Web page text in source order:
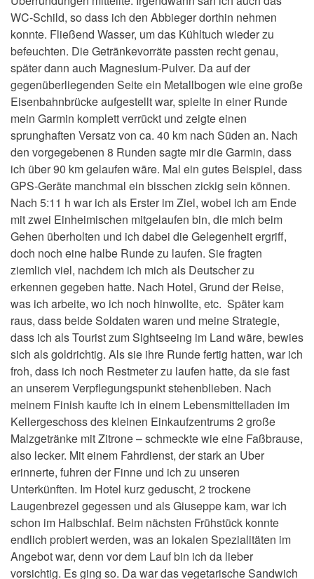
WC-Schild, so dass ich den Abbieger dorthin nehmen
konnte. Fließend Wasser, um das Kühltuch wieder zu
befeuchten. Die Getränkevorräte passten recht genau,
später dann auch Magnesium-Pulver. Da auf der
gegenüberliegenden Seite ein Metallbogen wie eine große
Eisenbahnbrücke aufgestellt war, spielte in einer Runde
mein Garmin komplett verrückt und zeigte einen
sprunghaften Versatz von ca. 40 km nach Süden an. Nach
den vorgegebenen 8 Runden sagte mir die Garmin, dass
ich über 90 km gelaufen wäre. Mal ein gutes Beispiel, dass
GPS-Geräte manchmal ein bisschen zickig sein können.
Nach 5:11 h war ich als Erster im Ziel, wobei ich am Ende
mit zwei Einheimischen mitgelaufen bin, die mich beim
Gehen überholten und ich dabei die Gelegenheit ergriff,
doch noch eine halbe Runde zu laufen. Sie fragten
ziemlich viel, nachdem ich mich als Deutscher zu
erkennen gegeben hatte. Nach Hotel, Grund der Reise,
was ich arbeite, wo ich noch hinwollte, etc. Später kam
raus, dass beide Soldaten waren und meine Strategie,
dass ich als Tourist zum Sightseeing im Land wäre, bewies
sich als goldrichtig. Als sie ihre Runde fertig hatten, war ich
froh, dass ich noch Restmeter zu laufen hatte, da sie fast
an unserem Verpflegungspunkt stehenblieben. Nach
meinem Finish kaufte ich in einem Lebensmittelladen im
Kellergeschoss des kleinen Einkaufzentrums 2 große
Malzgetränke mit Zitrone – schmeckte wie eine Faßbrause,
also lecker. Mit einem Fahrdienst, der stark an Uber
erinnerte, fuhren der Finne und ich zu unseren
Unterkünften. Im Hotel kurz geduscht, 2 trockene
Laugenbrezel gegessen und als Giuseppe kam, war ich
schon im Halbschlaf. Beim nächsten Frühstück konnte
endlich probiert werden, was an lokalen Spezialitäten im
Angebot war, denn vor dem Lauf bin ich da lieber
vorsichtig. Es ging so. Da war das vegetarische Sandwich